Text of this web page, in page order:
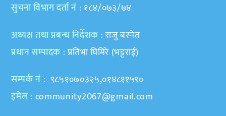
सुचना विभाग दर्ता नं : १८४/०७३/७४
अध्यक्ष तथा प्रबन्ध निर्देशक : राजु बस्नेत
प्रधान सम्पादक : प्रतिभा घिमिरे (भट्टराई)
सम्पर्क नं : ९८५१०७०३२५,०१४८११५९०
इमेल: community2067@gmail.com